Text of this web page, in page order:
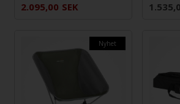
2.095,00 SEK
Nyhet